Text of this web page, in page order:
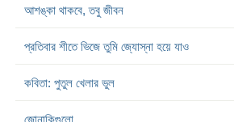
আশঙ্কা থাকবে, তবু জীবন
প্রতিবার শীতে ভিজে তুমি জ্যোস্না হয়ে যাও
কবিতা: পুতুল খেলার ভুল
জোনাকিগুলো